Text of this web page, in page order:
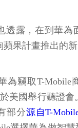
透露，在到華為
果計畫推出的新
為竊取T-Mobile
美國舉行聽證
部分源自T-